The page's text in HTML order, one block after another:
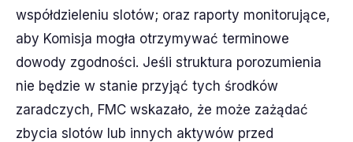
współdzieleniu slotów; oraz raporty monitorujące,
aby Komisja mogła otrzymywać terminowe
dowody zgodności. Jeśli struktura porozumienia
nie będzie w stanie przyjąć tych środków
zaradczych, FMC wskazało, że może zażądać
zbycia slotów lub innych aktywów przed